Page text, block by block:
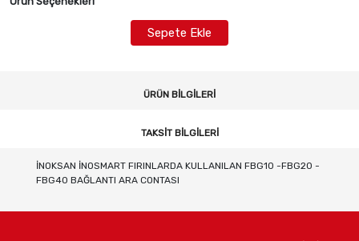
Sepete Ekle
ÜRÜN BILGILERI
TAKSIT BILGILERI
İNOKSAN İNOSMART FIRINLARDA KULLANILAN FBG10 -FBG20 -
FBG40 BAĞLANTI ARA CONTASI